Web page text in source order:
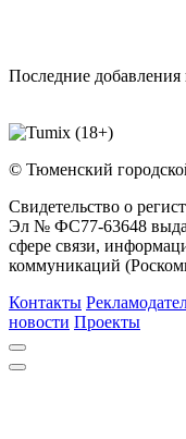
Последние добавления
© Тюменский
Свидетельство о
Эл № ФС77-63648
сфере связи,
коммуникаций
Контакты
новости Проекты